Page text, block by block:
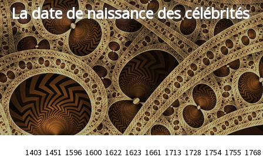
La date de naissance des célébrités
1403 1451 1596 1600 1622 1623 1661 1713 1728 1754 1755 1768